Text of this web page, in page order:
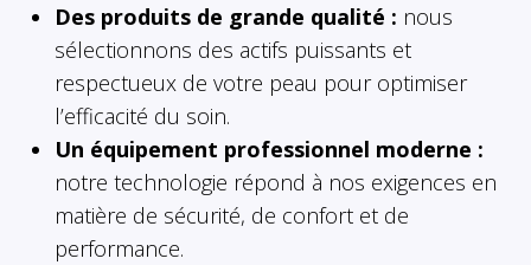
Des produits de grande qualité : nous
sélectionnons des actifs puissants et
respectueux de votre peau pour optimiser
l’efficacité du soin.
Un équipement professionnel moderne :
notre technologie répond à nos exigences en
matière de sécurité, de confort et de
performance.